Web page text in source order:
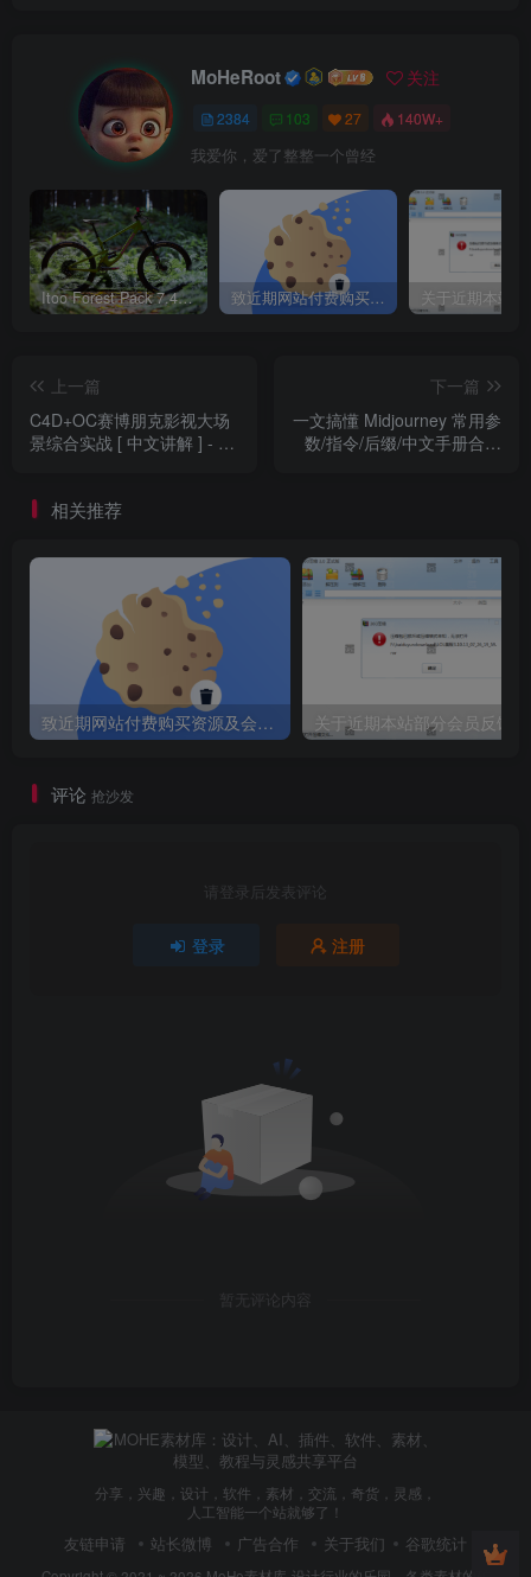
52.63M
│ │ ├── 003_色阶调色功能-偏灰照片调色案例.mp4
│ │ ├── 004_曲线调色功能-偏色照片校正案例.mp4
1055.10M
│ │ ├── 005_Camera Raw调色滤镜-写真照片调色案
例.mp4 1292.89M
肤品包装合成案例.mp4 759.61M
│ │ ├── 007_提亮型混合模式组（滤色模式+变亮模式）-电
机光效点缀案例.mp4 1456.11M
虹字效发光案例.mp4 920.49M
│ │ ├── 009_综合案例-需求分析-体育赛事海报设计.mp4
│ │ ├── 010_综合案例-版式框架搭建-体育赛事海报设
计.mp4 69.23M
│ │ ├── 011_综合案例-同色系搭配方案-体育赛事海报设
计.mp4 47.25M
计.mp4 69.47M
│ │ ├── 001-如何进行需求分析.mp4 27.54M
│ │ └── 003.mp4 69.83M
│ ├── 001-如何进行需求分析.mp4 27.54M
│ └── 004-互补色搭配与效果讲解.mp4 61.13M
│ ├── 002_图层描边样式-女王节文字案例.mp4 1015.20M
│ ├── 003_图层阴影样式-立体按钮案例.mp4 976.91M
│ ├── 004_图层发光样式-霓虹灯发光案例.mp4 732.51M
│ ├── 005_图层叠加样式-苹果芯片案例.mp4 587.12M
MoHeRoot 关注
2384 103 27 140W+
我爱你，爱了整整一个曾经
Itoo Forest Pack 7.4.20 森林插件 For 3DSMAX 2014 ~ 2023 汉化永久版 致近期网站付费购买资源及会员用户后，网页显示依然没有购买解决方法！
上一篇
C4D+OC赛博朋克影视大场
景综合实战 [ 中文讲解 ] - 带
下一篇
一文搞懂 Midjourney 常用参
数/指令/后缀/中文手册合集
相关推荐
致近期网站付费购买资源及会员用户后，网页显示依然没有购买解决方法！
评论 抢沙发
请登录后发表评论
登录 注册
暂无评论内容
分享，兴趣，设计，软件，素材，交流，奇货，灵感，
人工智能一个站就够了！
友链申请 站长微博 广告合作 关于我们 谷歌统计